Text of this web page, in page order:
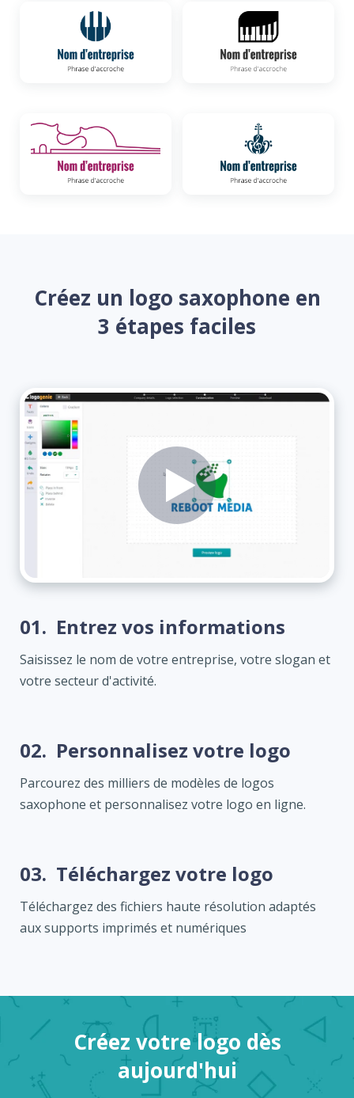
Créez un logo saxophone en
3 étapes faciles
01. Entrez vos informations
Saisissez le nom de votre entreprise, votre slogan et
votre secteur d'activité.
02. Personnalisez votre logo
Parcourez des milliers de modèles de logos
saxophone et personnalisez votre logo en ligne.
03. Téléchargez votre logo
Téléchargez des fichiers haute résolution adaptés
aux supports imprimés et numériques
Créez votre logo dès
aujourd'hui